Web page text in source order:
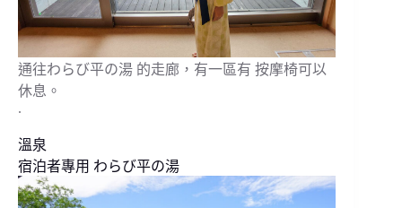
通往わらび平の湯 的走廊，有一區有 按摩椅可以
休息。
.
溫泉
宿泊者專用 わらび平の湯